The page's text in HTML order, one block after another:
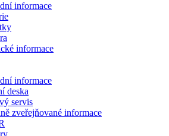
informace
informace
informace
deska
servis
zveřejňované informace